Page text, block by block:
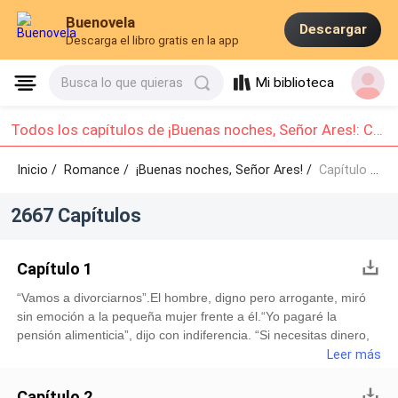
Buenovela
Descarga el libro gratis en la app
Descargar
Busca lo que quieras Mi biblioteca
Todos los capítulos de ¡Buenas noches, Señor Ares!: Capítulo 1 - Capítulo 10
Inicio / Romance/¡Buenas noches, Señor Ares! / Capítulo 1 - Capítulo 10
2667 Capítulos
Capítulo 1
“Vamos a divorciarnos”.El hombre, digno pero arrogante, miró
sin emoción a la pequeña mujer frente a él.“Yo pagaré la
pensión alimenticia”, dijo con indiferencia. “Si necesitas dinero,
lágrimas en sus ojos.Cuando la prometida de Jay Ares se
Leer más